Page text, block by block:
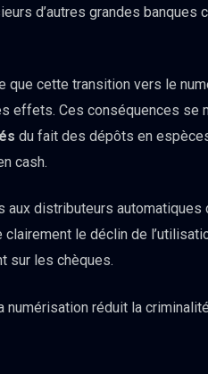
d’autres grandes banques
que cette transition vers le
effets. Ces conséquences se
du fait des dépôts en
cash.
aux distributeurs
clairement le déclin de
sur les chèques.
numérisation réduit la